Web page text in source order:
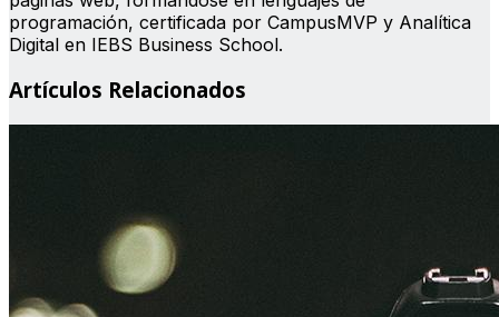
programación, certificada por CampusMVP y Analítica
Digital en IEBS Business School.
Artículos Relacionados